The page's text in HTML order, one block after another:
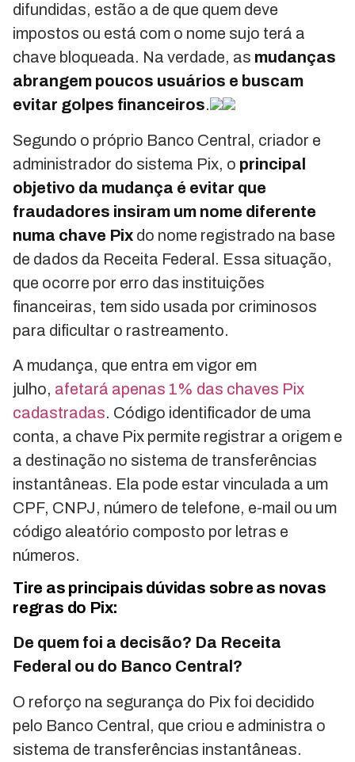
difundidas, estão a de que quem deve
impostos ou está com o nome sujo terá a
chave bloqueada. Na verdade, as mudanças
abrangem poucos usuários e buscam
evitar golpes financeiros.
Segundo o próprio Banco Central, criador e
administrador do sistema Pix, o principal
objetivo da mudança é evitar que
fraudadores insiram um nome diferente
numa chave Pix do nome registrado na base
de dados da Receita Federal. Essa situação,
que ocorre por erro das instituições
financeiras, tem sido usada por criminosos
para dificultar o rastreamento.
A mudança, que entra em vigor em
julho, afetará apenas 1% das chaves Pix
cadastradas. Código identificador de uma
conta, a chave Pix permite registrar a origem e
a destinação no sistema de transferências
instantâneas. Ela pode estar vinculada a um
CPF, CNPJ, número de telefone, e-mail ou um
código aleatório composto por letras e
números.
Tire as principais dúvidas sobre as novas
regras do Pix:
De quem foi a decisão? Da Receita
Federal ou do Banco Central?
O reforço na segurança do Pix foi decidido
pelo Banco Central, que criou e administra o
sistema de transferências instantâneas.